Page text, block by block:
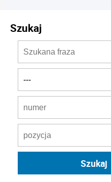
Szukaj